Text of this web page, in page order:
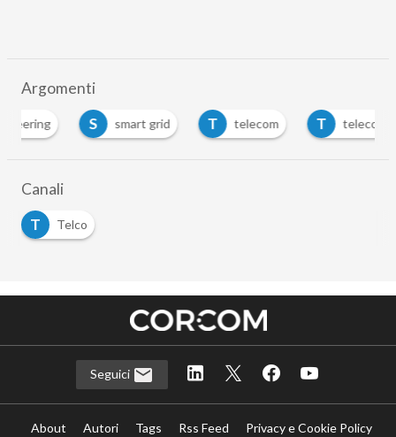
Argomenti
S
smart grid T telecom T telecom italia
Canali
T
Telco
Seguici
About Autori Tags Rss Feed
Privacy e Cookie Policy